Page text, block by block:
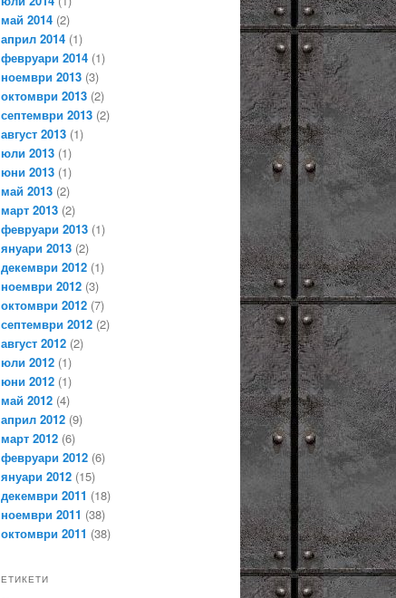
май 2014 (2)
април 2014 (1)
февруари 2014 (1)
ноември 2013 (3)
октомври 2013 (2)
септември 2013 (2)
август 2013 (1)
юли 2013 (1)
юни 2013 (1)
май 2013 (2)
март 2013 (2)
февруари 2013 (1)
януари 2013 (2)
декември 2012 (1)
ноември 2012 (3)
октомври 2012 (7)
септември 2012 (2)
август 2012 (2)
юли 2012 (1)
юни 2012 (1)
май 2012 (4)
април 2012 (9)
март 2012 (6)
февруари 2012 (6)
януари 2012 (15)
декември 2011 (18)
ноември 2011 (38)
октомври 2011 (38)
ЕТИКЕТИ